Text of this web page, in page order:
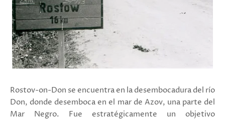
Rostov-on-Don se encuentra en la desembocadura del río
Don, donde desemboca en el mar de Azov, una parte del
Mar Negro.
Fue estratégicamente un objetivo